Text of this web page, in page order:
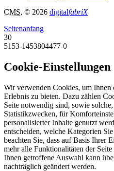
CMS, © 2026 digitalfabriX
Seitenanfang
30
5153-1453804477-0
Cookie-Einstellungen
Wir verwenden Cookies, um Ihnen
Erlebnis zu bieten. Dazu zählen
Seite notwendig sind, sowie
Statistikzwecken, für
personalisierter Inhalte genutzt
entscheiden, welche Kategorien
beachten Sie, dass auf Basis Ihrer
mehr alle Funktionalitäten der
Ihnen getroffene Auswahl kann
nachträglich geändert werden.